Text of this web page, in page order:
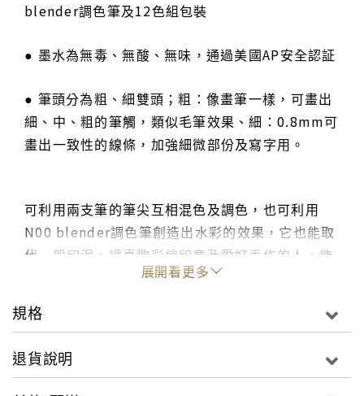
blender調色筆及12色組包裝
● 墨水為無毒、無酸、無味，通過美國AP安全認証
● 筆頭分為粗、細雙頭；粗：像畫筆一樣，可畫出
細、中、粗的筆觸，類似毛筆效果、細：0.8mm可
畫出一致性的線條，加強細微部份及寫字用。
可利用兩支筆的筆尖互相混色及調色，也可利用
N00 blender調色筆創造出水彩的效果，它也能取
代一般印泥，讓喜歡彩繪印章及愛好手作的人，能
達到生動的漸層效果！
※可用於手作卡片、彩繪印章、插畫、塗鴉、漫
展開看更多
規格
退貨說明